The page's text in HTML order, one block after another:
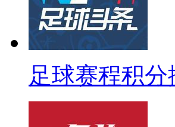
足球赛程积分